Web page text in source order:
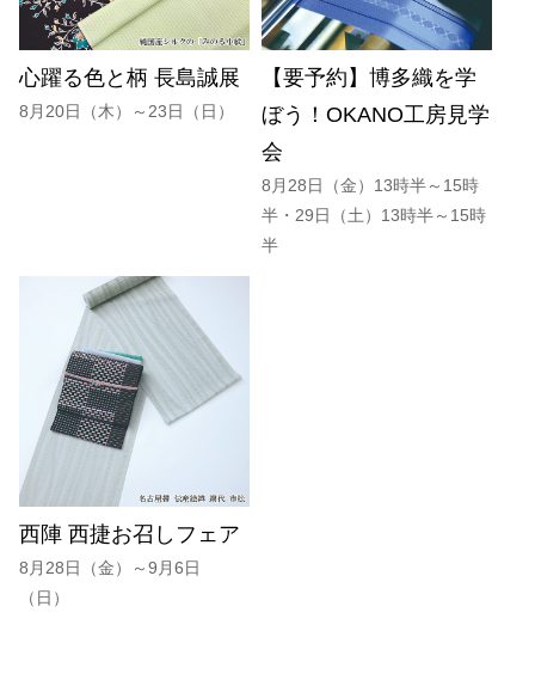
心躍る色と柄 長島誠展
8月20日（木）～23日（日）
【要予約】博多織を学
ぼう！OKANO工房見学
会
8月28日（金）13時半～15時
半・29日（土）13時半～15時
半
西陣 西捷お召しフェア
8月28日（金）～9月6日
（日）